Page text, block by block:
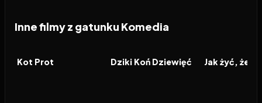
Inne filmy z gatunku Komedia
FILM
Kot Prot FILM
Dziki Koń Dziewięć FILM